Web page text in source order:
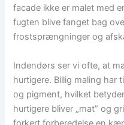
facade ikke er malet med
fugten blive fanget bag
frostsprængninger og
Indendørs ser vi ofte, at
hurtigere. Billig maling har
og pigment, hvilket
hurtigere bliver „mat” og